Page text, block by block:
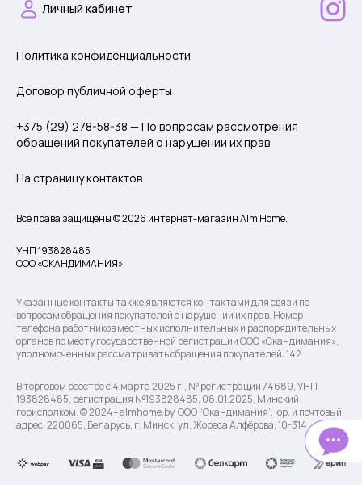
Личный кабинет
Политика конфиденциальности
Договор публичной оферты
+375 (29) 278-58-38 — По вопросам рассмотрения
обращений покупателей о нарушении их прав
На страницу контактов
Все права защищены © 2026 интернет-магазин Alm Home.
УНП 193828485
ООО «СКАНДИМАНИЯ»
Указанные контакты также являются контактами для связи по
вопросам обращения покупателей о нарушении их прав. Номер
телефона работников местных исполнительных и распорядительных
органов по месту государственной регистрации ООО «Скандимания»,
уполномоченных рассматривать обращения покупателей: 142.
В торговом реестре с 4 марта 2025 г., № регистрации 74689, УНП
193828485, регистрация №193828485, 08.01.2025, Минский
горисполком. © 2024– almhome.by, ООО “Скандимания”, юр. и почтовый
адрес: 220065, Беларусь, г. Минск, ул. Жореса Алфёрова, 10-314